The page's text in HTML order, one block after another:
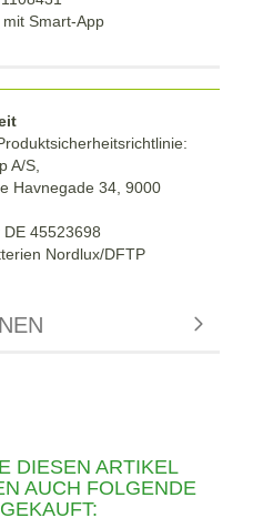
Smart-App
A/S,
Havnegade 34, 9000
45523698
Nordlux/DFTP
DIESEN ARTIKEL
AUCH FOLGENDE